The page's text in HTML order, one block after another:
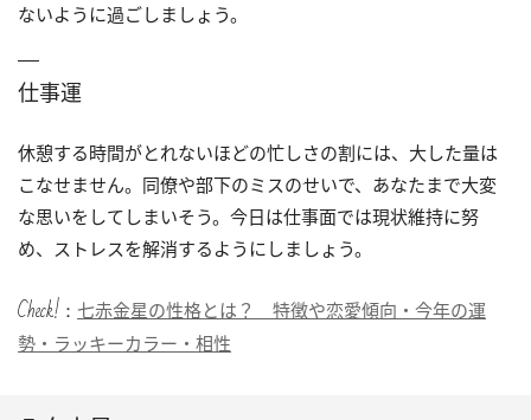
ないように過ごしましょう。
仕事運
休憩する時間がとれないほどの忙しさの割には、大した量は
こなせません。同僚や部下のミスのせいで、あなたまで大変
な思いをしてしまいそう。今日は仕事面では現状維持に努
め、ストレスを解消するようにしましょう。
Check!： 七赤金星の性格とは？ 特徴や恋愛傾向・今年の運
勢・ラッキーカラー・相性